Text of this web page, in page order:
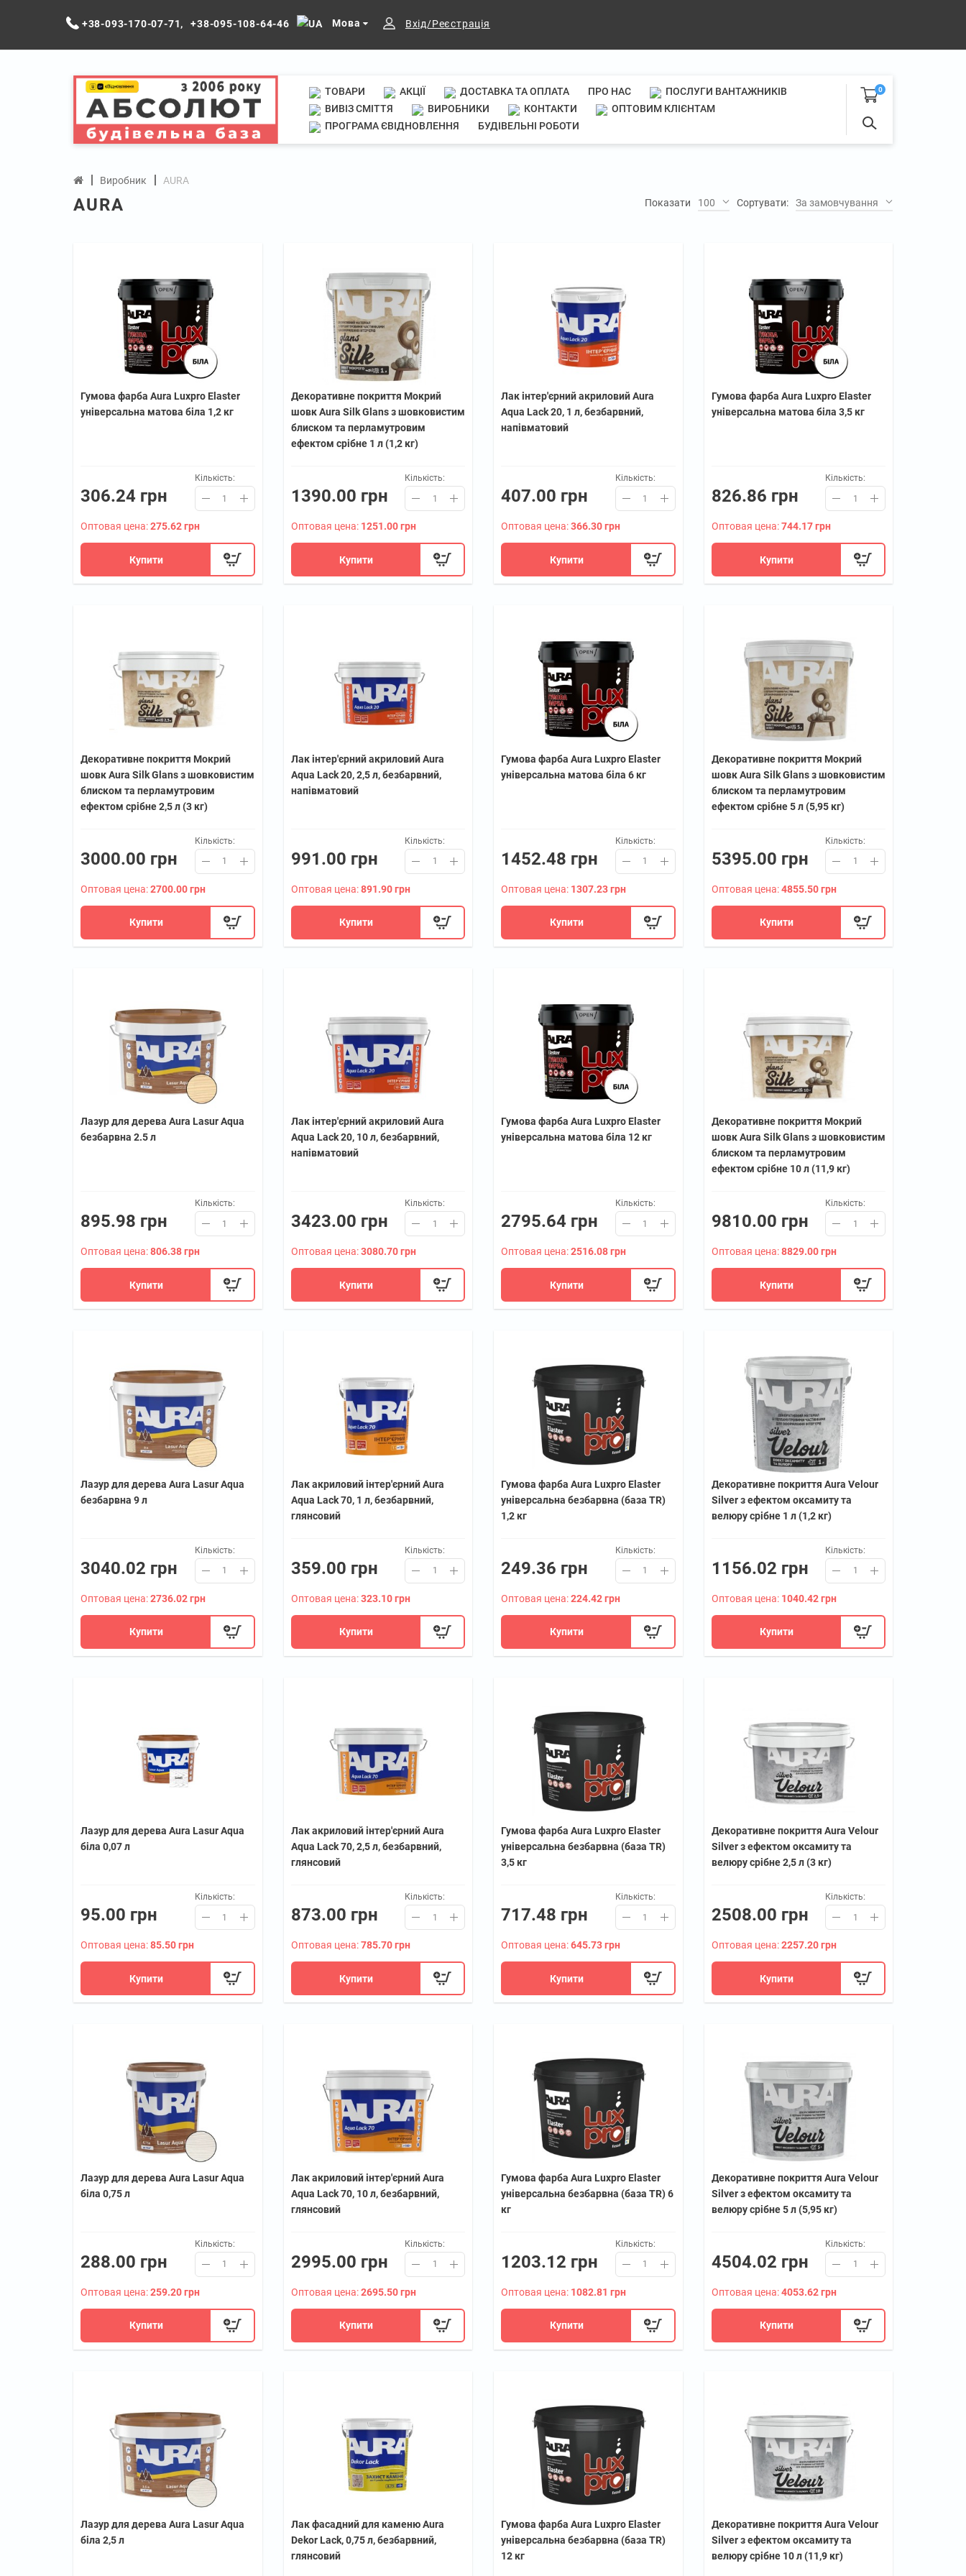
+38-093-170-07-71, +38-095-108-64-46 Мова Вхід/Реєстрація
ТОВАРИ АКЦІЇ ДОСТАВКА ТА ОПЛАТА ПРО НАС
ПОСЛУГИ ВАНТАЖНИКІВ
ВИВІЗ СМІТТЯ
ВИРОБНИКИ КОНТАКТИ
ОПТОВИМ КЛІЄНТАМ
ПРОГРАМА ЄВІДНОВЛЕННЯ
БУДІВЕЛЬНІ РОБОТИ
0
Виробник AURA
AURA Показати 100 Сортувати: За замовчуванням
Гумова фарба Aura Luxpro Elaster
універсальна матова біла 1,2 кг
306.24 грн
Кількість:
Оптовая цена:275.62 грн
Купити
Декоративне покриття Мокрий
шовк Aura Silk Glans з шовковистим
блиском та перламутровим
ефектом срібне 1 л (1,2 кг)
1390.00 грн
Кількість:
Оптовая цена: 1251.00 грн
Купити
Лак інтер'єрний акриловий Aura
Aqua Lack 20, 1 л, безбарвний,
напівматовий
407.00 грн
Кількість:
Оптовая цена:366.30 грн
Купити
Гумова фарба Aura Luxpro Elaster
універсальна матова біла 3,5 кг
826.86 грн
Кількість:
Оптовая цена:744.17 грн
Купити
Декоративне покриття Мокрий
шовк Aura Silk Glans з шовковистим
блиском та перламутровим
ефектом срібне 2,5 л (3 кг)
3000.00 грн
Кількість:
Оптовая цена:2700.00 грн
Купити
Лак інтер'єрний акриловий Aura
Aqua Lack 20, 2,5 л, безбарвний,
напівматовий
991.00 грн
Кількість:
Оптовая цена:891.90 грн
Купити
Гумова фарба Aura Luxpro Elaster
універсальна матова біла 6 кг
1452.48 грн
Кількість:
Оптовая цена: 1307.23 грн
Купити
Декоративне покриття Мокрий
шовк Aura Silk Glans з шовковистим
блиском та перламутровим
ефектом срібне 5 л (5,95 кг)
5395.00 грн
Кількість:
Оптовая цена:4855.50 грн
Купити
Лазур для дерева Aura Lasur Aqua
безбарвна 2.5 л
895.98 грн
Кількість:
Оптовая цена:806.38 грн
Купити
Лак інтер'єрний акриловий Aura
Aqua Lack 20, 10 л, безбарвний,
напівматовий
3423.00 грн
Кількість:
Оптовая цена:3080.70 грн
Купити
Гумова фарба Aura Luxpro Elaster
універсальна матова біла 12 кг
2795.64 грн
Кількість:
Оптовая цена:2516.08 грн
Купити
Декоративне покриття Мокрий
шовк Aura Silk Glans з шовковистим
блиском та перламутровим
ефектом срібне 10 л (11,9 кг)
9810.00 грн
Кількість:
Оптовая цена:8829.00 грн
Купити
Лазур для дерева Aura Lasur Aqua
безбарвна 9 л
3040.02 грн
Кількість:
Оптовая цена:2736.02 грн
Купити
Лак акриловий інтер'єрний Aura
Aqua Lack 70, 1 л, безбарвний,
глянсовий
359.00 грн
Кількість:
Оптовая цена:323.10 грн
Купити
Гумова фарба Aura Luxpro Elaster
універсальна безбарвна (база TR)
1,2 кг
249.36 грн
Кількість:
Оптовая цена:224.42 грн
Купити
Декоративне покриття Aura Velour
Silver з ефектом оксамиту та
велюру срібне 1 л (1,2 кг)
1156.02 грн
Кількість:
Оптовая цена: 1040.42 грн
Купити
Лазур для дерева Aura Lasur Aqua
біла 0,07 л
95.00 грн
Кількість:
Оптовая цена:85.50 грн
Купити
Лак акриловий інтер'єрний Aura
Aqua Lack 70, 2,5 л, безбарвний,
глянсовий
873.00 грн
Кількість:
Оптовая цена:785.70 грн
Купити
Гумова фарба Aura Luxpro Elaster
універсальна безбарвна (база TR)
3,5 кг
717.48 грн
Кількість:
Оптовая цена:645.73 грн
Купити
Декоративне покриття Aura Velour
Silver з ефектом оксамиту та
велюру срібне 2,5 л (3 кг)
2508.00 грн
Кількість:
Оптовая цена:2257.20 грн
Купити
Лазур для дерева Aura Lasur Aqua
біла 0,75 л
288.00 грн
Кількість:
Оптовая цена:259.20 грн
Купити
Лак акриловий інтер'єрний Aura
Aqua Lack 70, 10 л, безбарвний,
глянсовий
2995.00 грн
Кількість:
Оптовая цена:2695.50 грн
Купити
Гумова фарба Aura Luxpro Elaster
універсальна безбарвна (база TR) 6
кг
1203.12 грн
Кількість:
Оптовая цена: 1082.81 грн
Купити
Декоративне покриття Aura Velour
Silver з ефектом оксамиту та
велюру срібне 5 л (5,95 кг)
4504.02 грн
Кількість:
Оптовая цена:4053.62 грн
Купити
Лазур для дерева Aura Lasur Aqua
біла 2,5 л
Лак фасадний для каменю Aura
Dekor Lack, 0,75 л, безбарвний,
глянсовий
Гумова фарба Aura Luxpro Elaster
універсальна безбарвна (база TR)
12 кг
Декоративне покриття Aura Velour
Silver з ефектом оксамиту та
велюру срібне 10 л (11,9 кг)